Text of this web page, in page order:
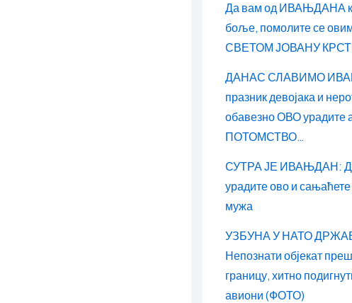
Да вам од ИВАЊДАНА
боље, помолите се
СВЕТОМ ЈОВАНУ
ДАНАС СЛАВИМО
празник девојака и
обавезно ОВО урадите
ПОТОМСТВО…
СУТРА ЈЕ ИВАЊДАН:
урадите ово и сањаћете
мужа
УЗБУНА У НАТО
Непознати објекат
границу, хитно
авиони (ФОТО)